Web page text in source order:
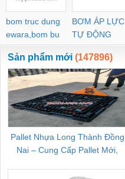
bom truc dung
ewara,bom bu
ewara
BƠM ÁP LỰC
TỰ ĐỘNG
Sản phẩm mới (147896)
Pallet Nhựa Long Thành Đồng
Nai – Cung Cấp Pallet Mới,